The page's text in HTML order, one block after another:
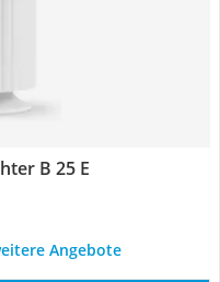
B 25 E
Angebote